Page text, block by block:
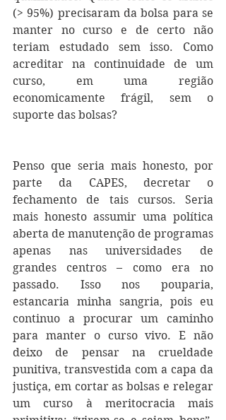
(> 95%) precisaram da bolsa para se
manter no curso e de certo não
teriam estudado sem isso. Como
acreditar na continuidade de um
curso, em uma região
economicamente frágil, sem o
suporte das bolsas?
Penso que seria mais honesto, por
parte da CAPES, decretar o
fechamento de tais cursos. Seria
mais honesto assumir uma política
aberta de manutenção de programas
apenas nas universidades de
grandes centros – como era no
passado. Isso nos pouparia,
estancaria minha sangria, pois eu
continuo a procurar um caminho
para manter o curso vivo. E não
deixo de pensar na crueldade
punitiva, transvestida com a capa da
justiça, em cortar as bolsas e relegar
um curso à meritocracia mais